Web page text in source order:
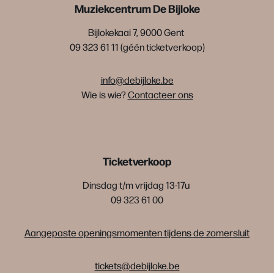
Muziekcentrum De Bijloke
Bijlokekaai 7, 9000 Gent
09 323 61 11 (géén ticketverkoop)
info@debijloke.be
Wie is wie?Contacteer ons
Ticketverkoop
Dinsdag t/m vrijdag 13-17u
09 323 61 00
Aangepaste openingsmomenten tijdens de zomersluit
tickets@debijloke.be